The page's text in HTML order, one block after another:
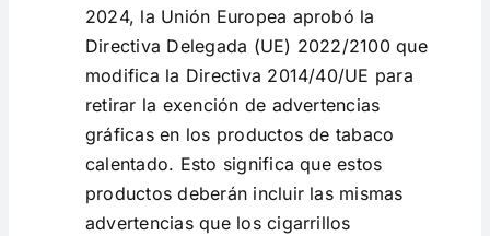
2024, la Unión Europea aprobó la
Directiva Delegada (UE) 2022/2100 que
modifica la Directiva 2014/40/UE para
retirar la exención de advertencias
gráficas en los productos de tabaco
calentado. Esto significa que estos
productos deberán incluir las mismas
advertencias que los cigarrillos